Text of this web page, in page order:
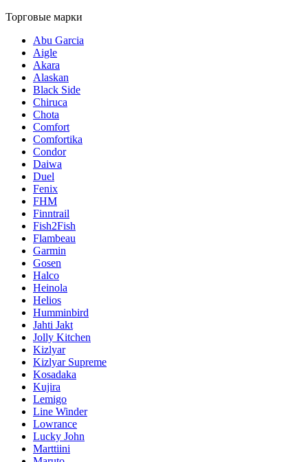
Торговые марки
Abu Garcia
Aigle
Akara
Alaskan
Black Side
Chiruca
Chota
Comfort
Comfortika
Condor
Daiwa
Duel
Fenix
FHM
Finntrail
Fish2Fish
Flambeau
Garmin
Gosen
Halco
Heinola
Helios
Humminbird
Jahti Jakt
Jolly Kitchen
Kizlyar
Kizlyar Supreme
Kosadaka
Kujira
Lemigo
Line Winder
Lowrance
Lucky John
Marttiini